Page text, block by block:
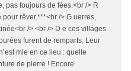
pas toujours de fées.<br /> R
rêver.***<br /> G uerres,
/> <br /> D e ces villages.
furent de remparts. Leur
mie en ce lieu : quelle
de pierre ! Encore